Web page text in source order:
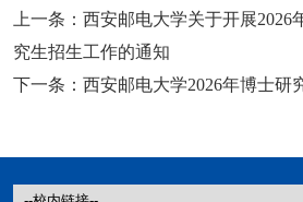
上一条： 西安邮电大学关于开展2026
究生招生工作的通知
下一条： 西安邮电大学2026年博士研